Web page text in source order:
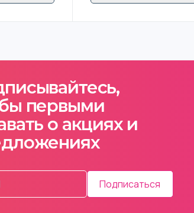
первыми
о акциях и
Подписаться